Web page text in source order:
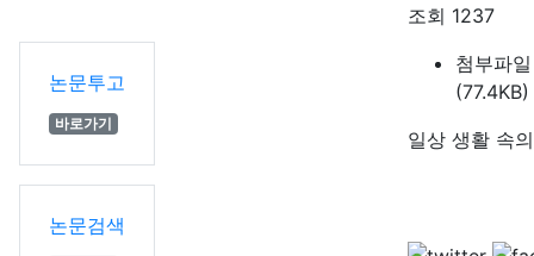
논문투고
바로가기
논문검색
조회 1237
첨부파일
(77.4KB)
일상 생활 속